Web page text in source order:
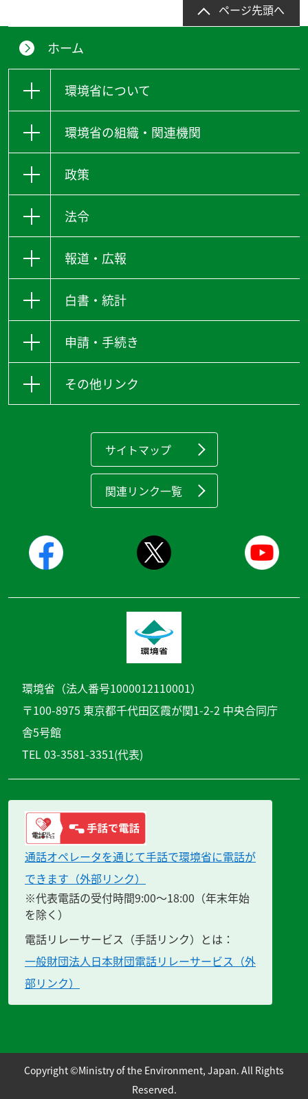
ページ先頭へ
ホーム
環境省について
環境省の組織・関連機関
政策
法令
報道・広報
白書・統計
申請・手続き
その他リンク
サイトマップ
関連リンク一覧
環境省（法人番号1000012110001）
〒100-8975 東京都千代田区霞が関1-2-2 中央合同庁
舎5号館
TEL 03-3581-3351(代表)
通話オペレータを通じて手話で環境省に電話が
できます（外部リンク）
※代表電話の受付時間9:00～18:00（年末年始
を除く）
電話リレーサービス（手話リンク）とは：
一般財団法人日本財団電話リレーサービス（外
部リンク）
Copyright ©Ministry of the Environment, Japan. All Rights
Reserved.